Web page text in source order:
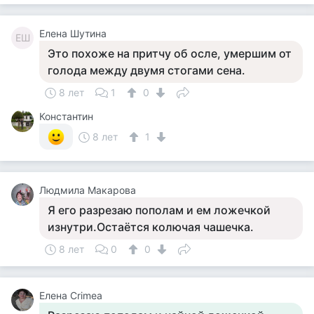
ЕШ Елена Шутина
Это похоже на притчу об осле, умершим от
голода между двумя стогами сена.
8 лет 1
0
Константин
8 лет
1
Людмила Макарова
Я его разрезаю пополам и ем ложечкой
изнутри.Остаётся колючая чашечка.
8 лет 0 0
Елена Crimea